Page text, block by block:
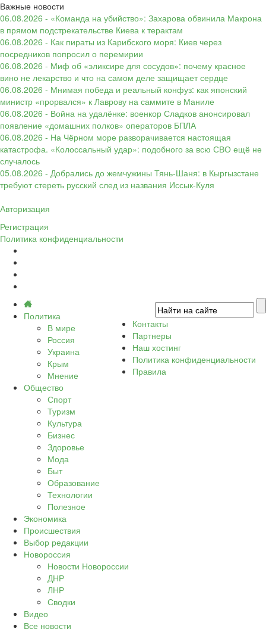
Важные новости
06.08.2026 - «Команда на убийство»: Захарова обвинила Макрона
в прямом подстрекательстве Киева к терактам
06.08.2026 - Как пираты из Карибского моря: Киев через
посредников попросил о перемирии
06.08.2026 - Миф об «эликсире для сосудов»: почему красное
вино не лекарство и что на самом деле защищает сердце
06.08.2026 - Мнимая победа и реальный конфуз: как японский
министр «прорвался» к Лаврову на саммите в Маниле
06.08.2026 - Война на удалёнке: военкор Сладков анонсировал
появление «домашних полков» операторов БПЛА
06.08.2026 - На Чёрном море разворачивается настоящая
катастрофа. «Колоссальный удар»: подобного за всю СВО ещё не
случалось
05.08.2026 - Добрались до жемчужины Тянь-Шаня: в Кыргызстане
требуют стереть русский след из названия Иссык-Куля
Авторизация
Регистрация
Политика конфиденциальности
Политика
В мире
Россия
Украина
Крым
Мнение
Общество
Спорт
Туризм
Культура
Бизнес
Здоровье
Мода
Быт
Образование
Технологии
Полезное
Экономика
Происшествия
Выбор редакции
Новороссия
Новости Новороссии
ДНР
ЛНР
Сводки
Видео
Все новости
Контакты
Партнеры
Наш хостинг
Политика конфиденциальности
Правила